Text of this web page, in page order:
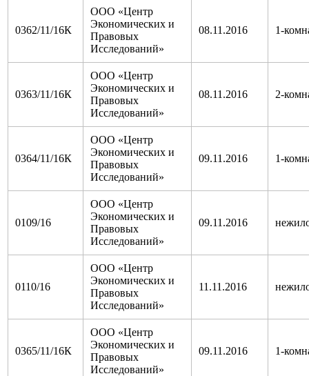
0362/11/16К
ООО «Центр
Экономических и
Правовых
Исследований»
08.11.2016 1-
0363/11/16К
ООО «Центр
Экономических и
Правовых
Исследований»
08.11.2016 2-
0364/11/16К
ООО «Центр
Экономических и
Правовых
Исследований»
09.11.2016 1-
0109/16
ООО «Центр
Экономических и
Правовых
Исследований»
09.11.2016
0110/16
ООО «Центр
Экономических и
Правовых
Исследований»
11.11.2016
0365/11/16К
ООО «Центр
Экономических и
Правовых
Исследований»
09.11.2016 1-